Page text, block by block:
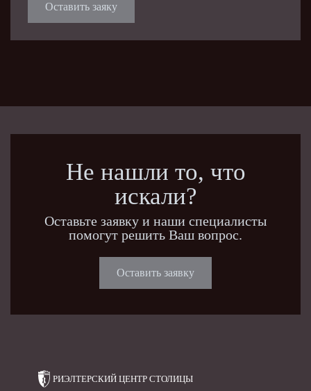
Оставить заяку
Не нашли то, что
искали?
Оставьте заявку и наши специалисты
помогут решить Ваш вопрос.
Оставить заявку
РИЭЛТЕРСКИЙ ЦЕНТР СТОЛИЦЫ